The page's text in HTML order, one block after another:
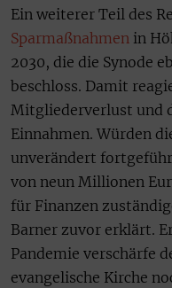
Ein weiterer Teil des
Sparmaßnahmen in
2030, die die Synode
beschloss. Damit
Mitgliederverlust und
Einnahmen. Würden
unverändert
von neun Millionen
für Finanzen
Barner zuvor erklärt.
Pandemie verschärfe
evangelische Kirche